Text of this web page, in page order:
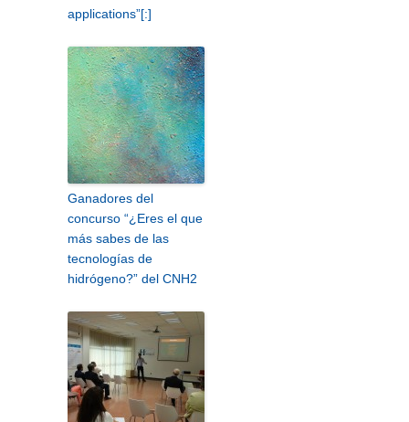
applications”[:]
Ganadores del
concurso “¿Eres el que
más sabes de las
tecnologías de
hidrógeno?” del CNH2